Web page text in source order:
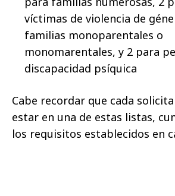
víctimas de violencia de
familias monoparentales o
monomarentales, y 2 para
discapacidad psíquica
Cabe recordar que cada
estar en una de estas listas,
los requisitos establecidos en